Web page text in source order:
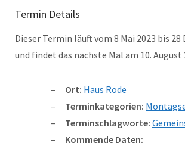
Termin Details
Dieser Termin läuft vom 8 Mai 2023 bis 28
und findet das nächste Mal am 10. August
Ort: Haus Rode
Terminkategorien:
Terminschlagworte:
Kommende Daten: